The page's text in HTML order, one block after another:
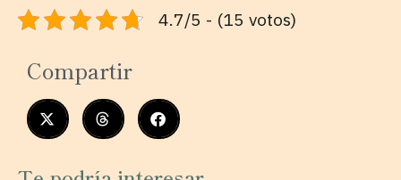
4.7/5 - (15 votos)
Compartir